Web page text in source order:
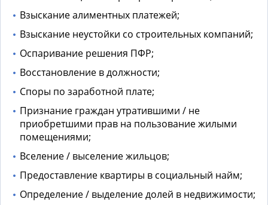
Взыскание алиментных платежей;
Взыскание неустойки со строительных компаний;
Оспаривание решения ПФР;
Восстановление в должности;
Споры по заработной плате;
Признание граждан утратившими / не
приобретшими прав на пользование жилыми
помещениями;
Вселение / выселение жильцов;
Предоставление квартиры в социальный найм;
Определение / выделение долей в недвижимости;